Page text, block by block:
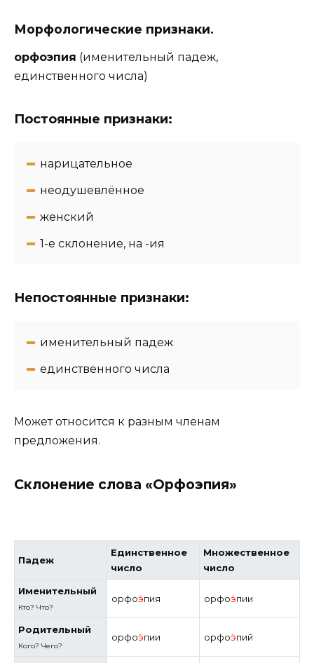
Морфологические признаки.
орфоэпия (именительный падеж,
единственного числа)
Постоянные признаки:
нарицательное
неодушевлённое
женский
1-e склонение, на -ия
Непостоянные признаки:
именительный падеж
единственного числа
Может относится к разным членам
предложения.
Склонение слова «Орфоэпия»
Падеж
Единственное
число
Множественное
число
Именительный
Кто? Что?
орфоэ́пия орфоэ́пии
Родительный
Кого? Чего?
орфоэ́пии орфоэ́пий